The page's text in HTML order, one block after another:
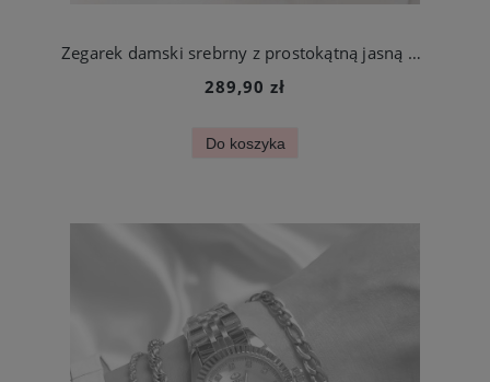
Zegarek damski srebrny z prostokątną jasną kopertą stal chirurgiczna
289,90 zł
Do koszyka